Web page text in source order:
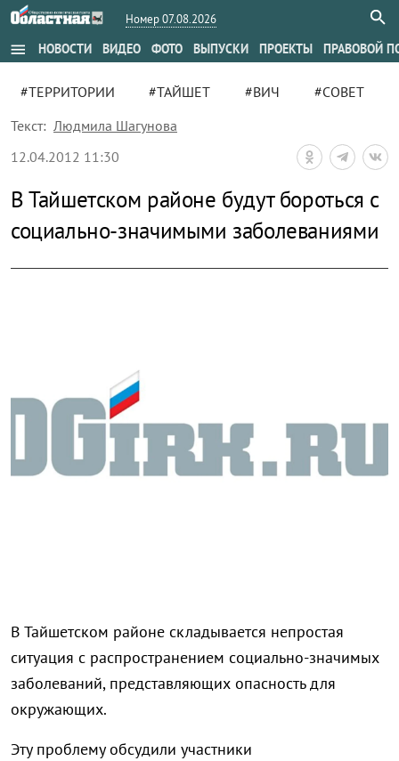
Номер 07.08.2026
menu НОВОСТИ ВИДЕО ФОТО ВЫПУСКИ ПРОЕКТЫ ПРАВОВОЙ
#ТЕРРИТОРИИ #ТАЙШЕТ #ВИЧ
#СОВЕТ
Текст: Людмила Шагунова
12.04.2012 11:30
В Тайшетском районе будут бороться с
социально-значимыми заболеваниями
В Тайшетском районе складывается непростая
ситуация с распространением социально-значимых
заболеваний, представляющих опасность для
окружающих.
Эту проблему обсудили участники